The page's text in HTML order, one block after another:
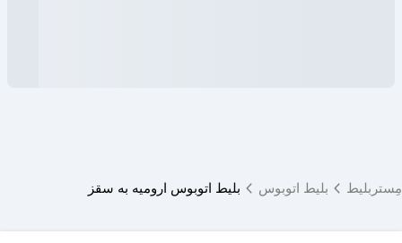
مِستربلیط بلیط اتوبوس بلیط اتوبوس ارومیه به سقز